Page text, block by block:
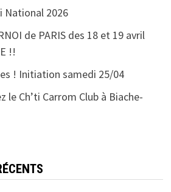
National 2026
de PARIS des 18 et 19 avril
!!
! Initiation samedi 25/04
le Ch’ti Carrom Club à Biache-